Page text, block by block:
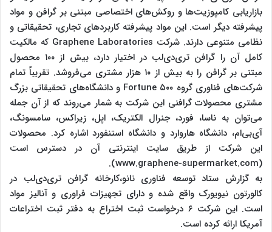
بازاریابی کامپوزیت‌ها و روکش‌های اختصاصی مبتنی بر گرافن و مواد
پیشرفته دیگر است. این مواد پیشرفته کاربردهای تجاری، تحقیقاتی و
نظامی متنوعی دارند. شرکت Graphene Laboratories که مالکیت
کامل آن را گرافن تری‌دی‌لب در اختیار دارد، بیش از ۱۰۰ محصول
مبتنی بر گرافن را به بیش از ۱۰ هزار مشتری می‌فروشد. تقریباً تمام
شرکت‌های فناوری گروه Fortune ۵۰۰ و دانشگاه‌های تحقیقاتی بزرگ
مشتری محصولات گرافنی این شرکت به شمار می‌روند که از آن جمله
می‌توان به ناسا، فورد، جنرال الکتریک، اپل، زیراکس، سامسونگ،
آی‌بی‌ام، دانشگاه هاروارد و دانشگاه استنفورد اشاره کرد. محصولات
این شرکت از طریق سایت اینترنتی آن در دسترس است
(www.graphene-supermarket.com).
به گزارش ستاد توسعه فناوری نانو،کارخانه گرافن تری‌دی‌لب در
کالورتون نیویورک واقع شده و دارای تجهیزات فراوری و آنالیز مواد
است. این شرکت ۶ درخواست ثبت اختراع به دفتر ثبت اختراعات
آمریکا ارائه کرده است.